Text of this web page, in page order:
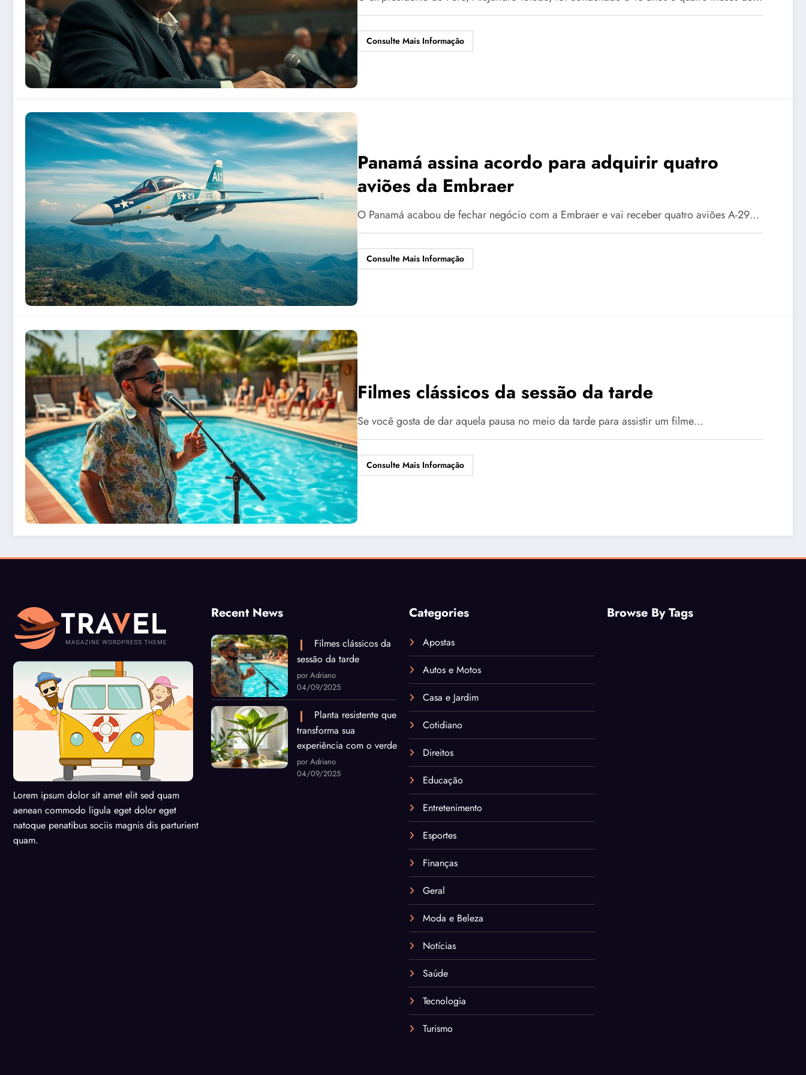
Consulte Mais Informação
Panamá assina acordo para adquirir quatro
aviões da Embraer
O Panamá acabou de fechar negócio com a Embraer e vai receber quatro aviões A-29…
Consulte Mais Informação
Filmes clássicos da sessão da tarde
Se você gosta de dar aquela pausa no meio da tarde para assistir um filme…
Consulte Mais Informação
Lorem ipsum dolor sit amet elit sed quam
aenean commodo ligula eget dolor eget
natoque penatibus sociis magnis dis parturient
quam.
Recent News
Filmes clássicos da
sessão da tarde
por Adriano
04/09/2025
Planta resistente que
transforma sua
experiência com o verde
por Adriano
04/09/2025
Categories
Apostas
Autos e Motos
Casa e Jardim
Cotidiano
Direitos
Educação
Entretenimento
Esportes
Finanças
Geral
Moda e Beleza
Notícias
Saúde
Tecnologia
Turismo
Browse By Tags